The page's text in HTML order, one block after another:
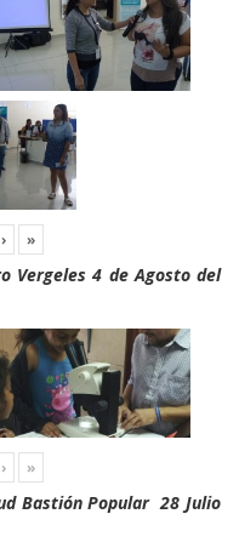
› »
Vergeles 4 de Agosto del
› »
Bastión Popular 28 Julio